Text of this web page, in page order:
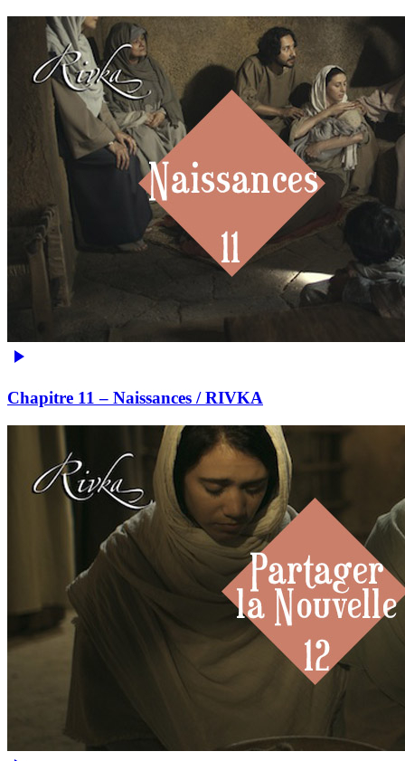
Chapitre 11 – Naissances / RIVKA